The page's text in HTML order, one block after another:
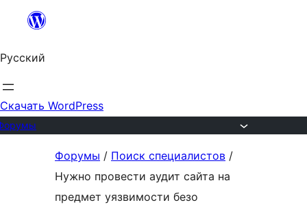
Перейти
содержимому
Русский
Скачать WordPress
содержимому
Форумы / Поиск специалистов /
Нужно провести аудит сайта на
предмет уязвимости безо